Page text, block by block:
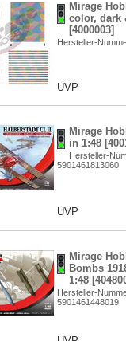
Mirage
color, dark
[4000003]
Hersteller-
UVP
Mirage
in 1:48
Hersteller-
5901461813060
UVP
Mirage
Bombs
1:48
Hersteller-
5901461448019